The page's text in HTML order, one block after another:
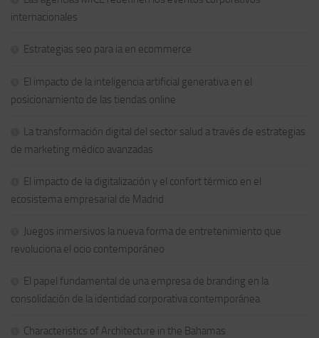
internacionales
Estrategias seo para ia en ecommerce
El impacto de la inteligencia artificial generativa en el
posicionamiento de las tiendas online
La transformación digital del sector salud a través de estrategias
de marketing médico avanzadas
El impacto de la digitalización y el confort térmico en el
ecosistema empresarial de Madrid
Juegos inmersivos la nueva forma de entretenimiento que
revoluciona el ocio contemporáneo
El papel fundamental de una empresa de branding en la
consolidación de la identidad corporativa contemporánea
Characteristics of Architecture in the Bahamas